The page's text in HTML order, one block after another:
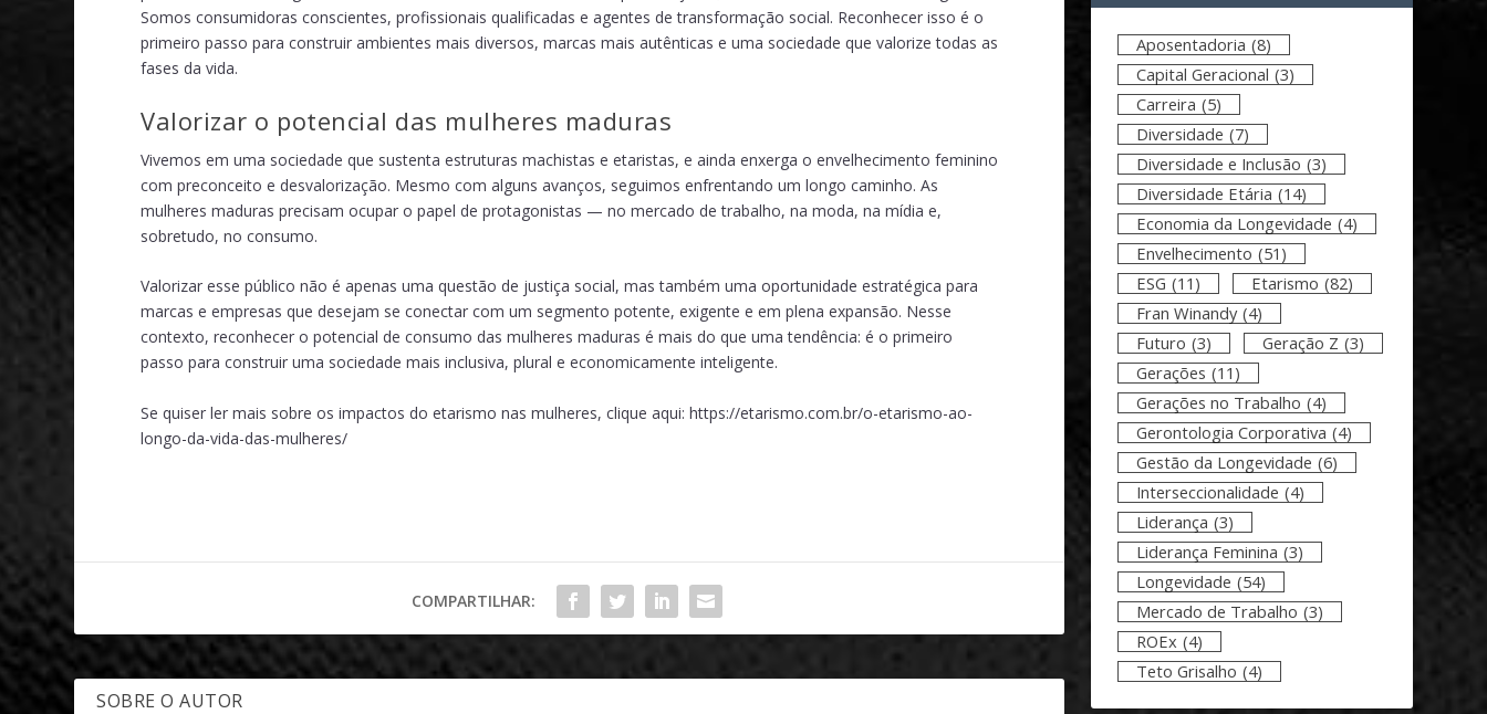
Somos consumidoras conscientes, profissionais qualificadas e agentes de transformação social. Reconhecer isso é o
primeiro passo para construir ambientes mais diversos, marcas mais autênticas e uma sociedade que valorize todas as
fases da vida.
Valorizar o potencial das mulheres maduras
Vivemos em uma sociedade que sustenta estruturas machistas e etaristas, e ainda enxerga o envelhecimento feminino
com preconceito e desvalorização. Mesmo com alguns avanços, seguimos enfrentando um longo caminho. As
mulheres maduras precisam ocupar o papel de protagonistas — no mercado de trabalho, na moda, na mídia e,
sobretudo, no consumo.
Valorizar esse público não é apenas uma questão de justiça social, mas também uma oportunidade estratégica para
marcas e empresas que desejam se conectar com um segmento potente, exigente e em plena expansão. Nesse
contexto, reconhecer o potencial de consumo das mulheres maduras é mais do que uma tendência: é o primeiro
passo para construir uma sociedade mais inclusiva, plural e economicamente inteligente.
Se quiser ler mais sobre os impactos do etarismo nas mulheres, clique aqui:https://etarismo.com.br/o-etarismo-ao-
longo-da-vida-das-mulheres/
COMPARTILHAR:
SOBRE O AUTOR
Aposentadoria (8)
Capital Geracional (3)
Carreira (5)
Diversidade (7)
Diversidade e Inclusão (3)
Diversidade Etária (14)
Economia da Longevidade (4)
Envelhecimento (51)
ESG (11) Etarismo (82)
Fran Winandy (4)
Futuro (3) Geração Z (3)
Gerações (11)
Gerações no Trabalho (4)
Gerontologia Corporativa (4)
Gestão da Longevidade (6)
Interseccionalidade (4)
Liderança (3)
Liderança Feminina (3)
Longevidade (54)
Mercado de Trabalho (3)
ROEx (4)
Teto Grisalho (4)